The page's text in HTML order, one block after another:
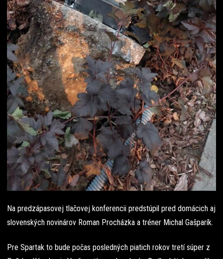
Na predzápasovej tlačovej konferencii predstúpil pred domácich aj
slovenských novinárov Roman Procházka a tréner Michal Gašparík.
Pre Spartak to bude počas posledných piatich rokov tretí súper z